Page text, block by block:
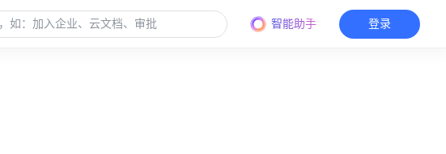
智能助手 登录